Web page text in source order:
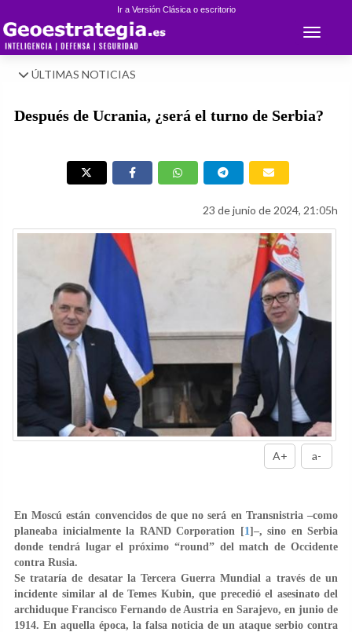
Ir a Versión Clásica o escritorio
Toggle
ÚLTIMAS NOTICIAS
Después de Ucrania, ¿será el turno de Serbia?
23 de junio de 2024, 21:05h
A+ a-
En Moscú están convencidos de que no será en Transnistria –como
planeaba inicialmente la RAND Corporation [1 ]–, sino en Serbia
donde tendrá lugar el próximo “round” del match de Occidente
contra Rusia.
Se trataría de desatar la Tercera Guerra Mundial a través de un
incidente similar al de Temes Kubin, que precedió el asesinato del
archiduque Francisco Fernando de Austria en Sarajevo, en junio de
1914. En aquella época, la falsa noticia de un ataque serbio contra